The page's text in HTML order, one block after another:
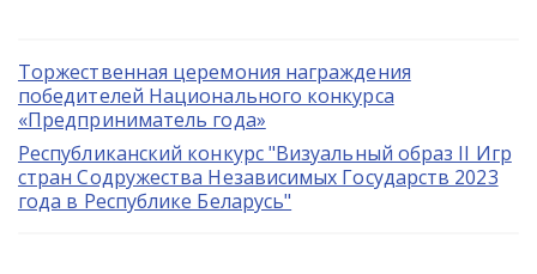
Торжественная церемония награждения
победителей Национального конкурса
«Предприниматель года»
Республиканский конкурс "Визуальный образ II Игр
стран Содружества Независимых Государств 2023
года в Республике Беларусь"